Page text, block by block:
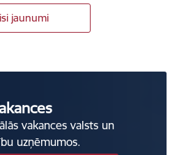
jaunumi
vakances valsts un
uzņēmumos.